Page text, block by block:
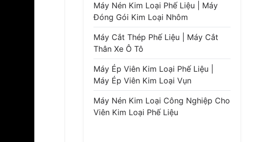
Máy Nén Kim Loại Phế Liệu | Máy
Đóng Gói Kim Loại Nhôm
Máy Cắt Thép Phế Liệu | Máy Cắt
Thân Xe Ô Tô
Máy Ép Viên Kim Loại Phế Liệu |
Máy Ép Viên Kim Loại Vụn
Máy Nén Kim Loại Công Nghiệp Cho
Viên Kim Loại Phế Liệu